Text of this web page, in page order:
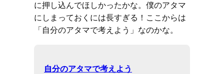
に押し込んでほしかったかな。僕のアタマ
にしまっておくには長すぎる！ここからは
「自分のアタマで考えよう」なのかな。
自分のアタマで考えよう